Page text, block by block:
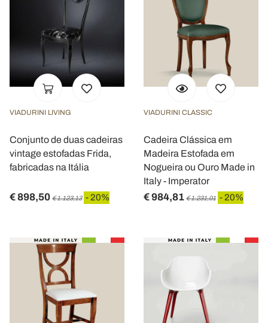
VIADURINI LIVING
Conjunto de duas cadeiras
vintage estofadas Frida,
fabricadas na Itália
€ 898,50 € 1.123,13 - 20%
VIADURINI CLASSIC
Cadeira Clássica em
Madeira Estofada em
Nogueira ou Ouro Made in
Italy - Imperator
€ 984,81 € 1.231,01 - 20%